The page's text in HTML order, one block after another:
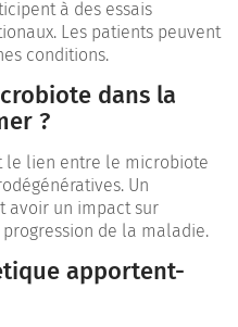
à des essais
Les patients peuvent
conditions.
dans la
?
le lien entre le microbiote
Un
avoir un impact sur
de la maladie.
apportent-